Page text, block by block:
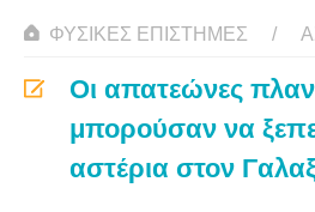
ΦΥΣΙΚΈΣ ΕΠΙΣΤΉΜΕΣ
Οι απατεώνες
μπορούσαν να
αστέρια στον